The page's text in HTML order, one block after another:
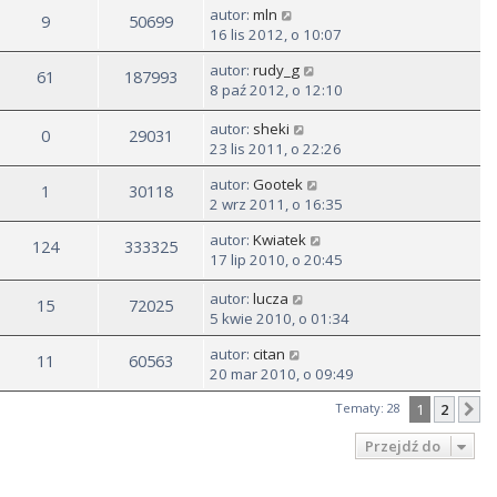
9 50699 autor: mln
16 lis 2012, o 10:07
61 187993 autor: rudy_g
8 paź 2012, o 12:10
0 29031 autor: sheki
23 lis 2011, o 22:26
1 30118 autor: Gootek
2 wrz 2011, o 16:35
124 333325 autor: Kwiatek
17 lip 2010, o 20:45
15 72025 autor: lucza
5 kwie 2010, o 01:34
11 60563 autor: citan
20 mar 2010, o 09:49
Tematy: 28 1 2
Przejdź do